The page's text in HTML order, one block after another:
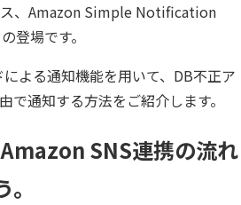
データ利活用コンサルティング・データ統合コンサ
クラウド移行コンサルティング・データベースコンサルテ
SQLテスト
テストデータ作成
データガバナンス
Qlik データ統合
、Amazon Simple Notification
登場です。
よる通知機能を用いて、DB不正ア
で通知する方法をご紹介します。
SNS連携の流れ